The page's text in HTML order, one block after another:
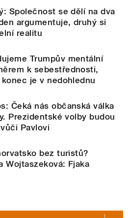
Společnost se dělí na dva
argumentuje, druhý si
realitu
Trumpův mentální
k sebestřednosti,
je v nedohlednu
Čeká nás občanská válka
Prezidentské volby budou
Pavlovi
bez turistů?
Wojtaszeková: Fjaka